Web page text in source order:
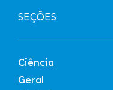
SEÇÕES
Ciência
Geral